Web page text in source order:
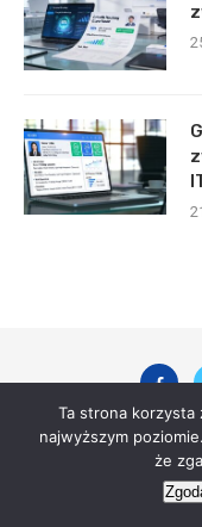
© 2023 -
Ta strona korzysta
najwyższym
że